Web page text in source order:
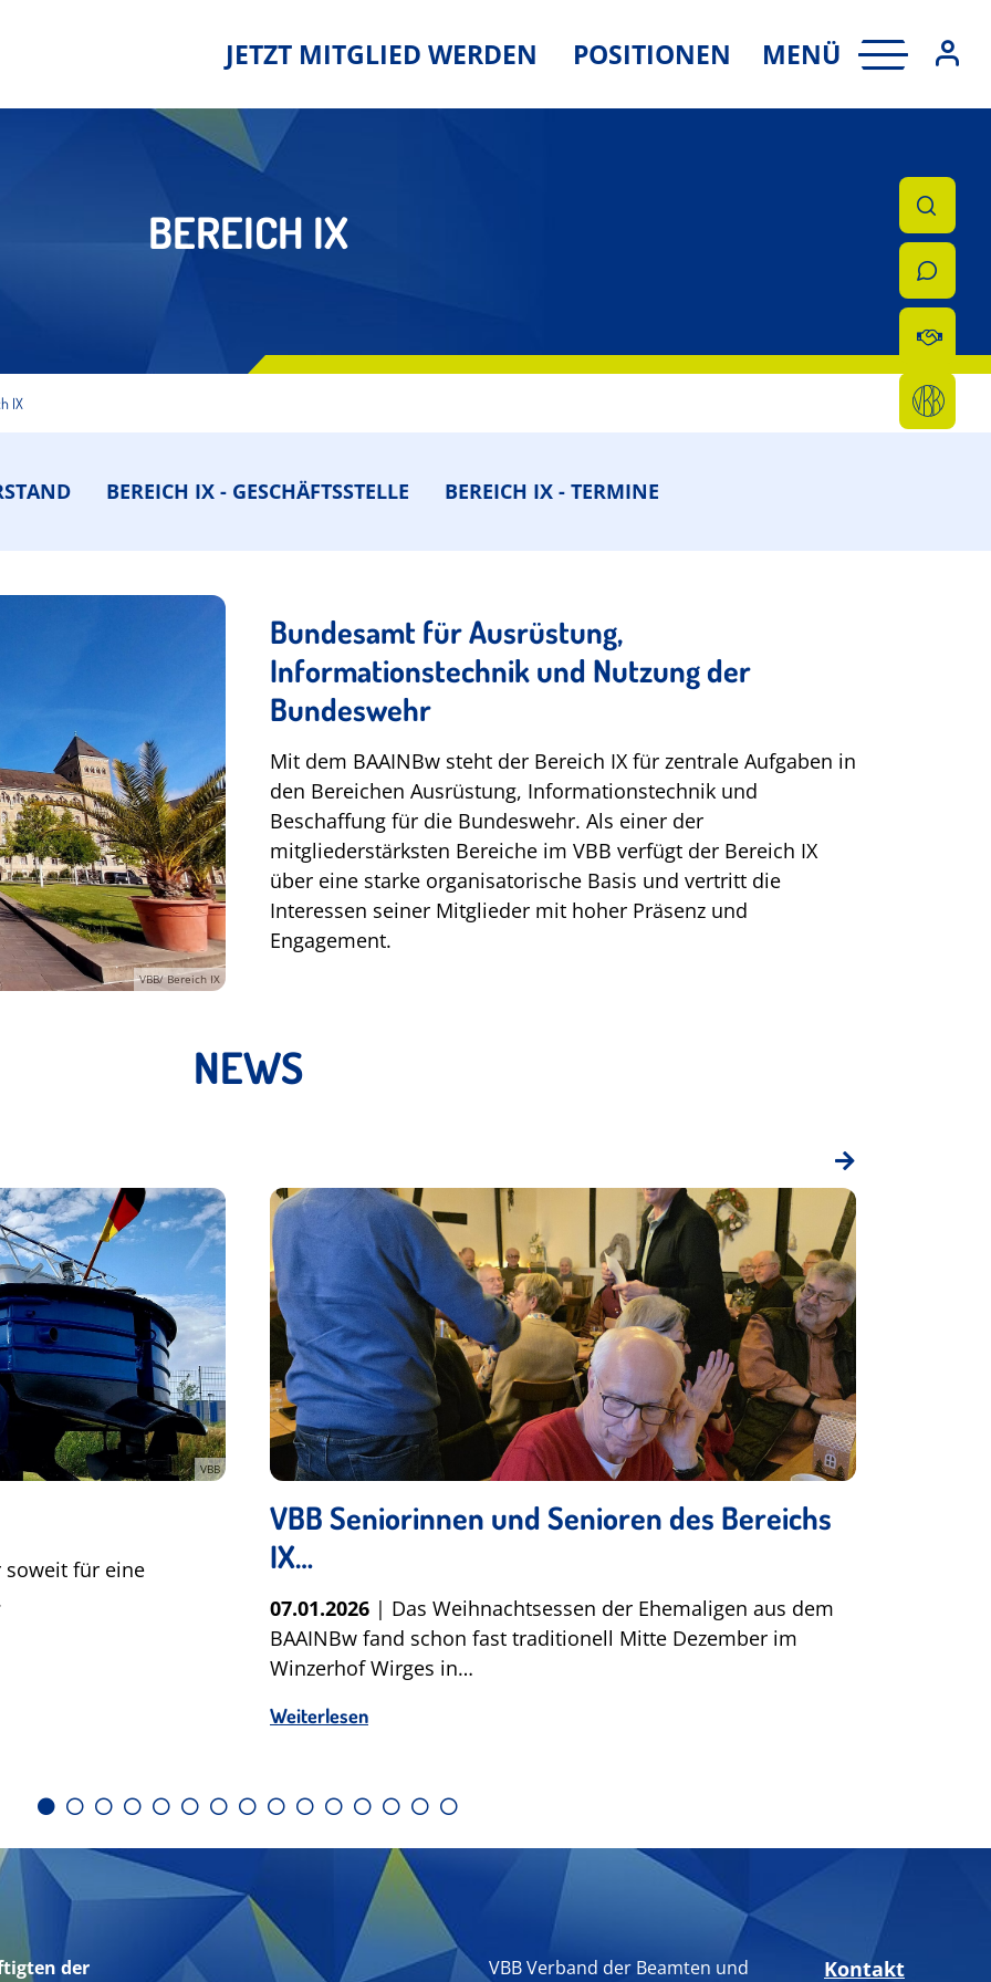
JETZT MITGLIED WERDEN POSITIONEN MENÜ
BEREICH IX
IX
BEREICH IX - GESCHÄFTSSTELLE BEREICH IX - TERMINE
VBB/ Bereich IX
Bundesamt für Ausrüstung,
Informationstechnik und Nutzung der
Bundeswehr
Mit dem BAAINBw steht der Bereich IX für zentrale Aufgaben in
den Bereichen Ausrüstung, Informationstechnik und
Beschaffung für die Bundeswehr. Als einer der
mitgliederstärksten Bereiche im VBB verfügt der Bereich IX
über eine starke organisatorische Basis und vertritt die
Interessen seiner Mitglieder mit hoher Präsenz und
Engagement.
NEWS
VBB
soweit für eine
VBB Seniorinnen und Senioren des Bereichs
IX…
07.01.2026 | Das Weihnachtsessen der Ehemaligen aus dem
BAAINBw fand schon fast traditionell Mitte Dezember im
Winzerhof Wirges in…
Weiterlesen
der VBB Verband der Beamten und Kontakt